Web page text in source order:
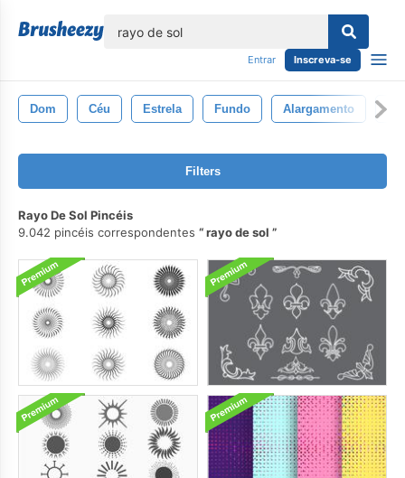
Entrar Inscreva-se
Dom Céu Estrela Fundo Alargamento
Filters
Rayo De Sol Pincéis
9.042 pincéis correspondentes
rayo de sol